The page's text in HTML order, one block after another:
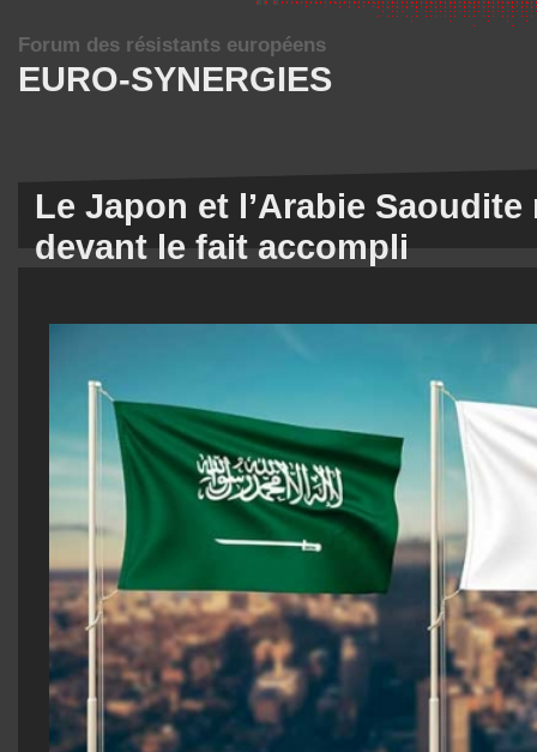
EURO-SYNERGIES
Forum des résistants européens
Le Japon et l’Arabie
devant le fait accompli